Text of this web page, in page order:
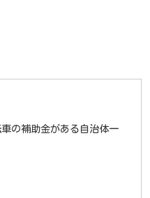
の補助金がある自治体一